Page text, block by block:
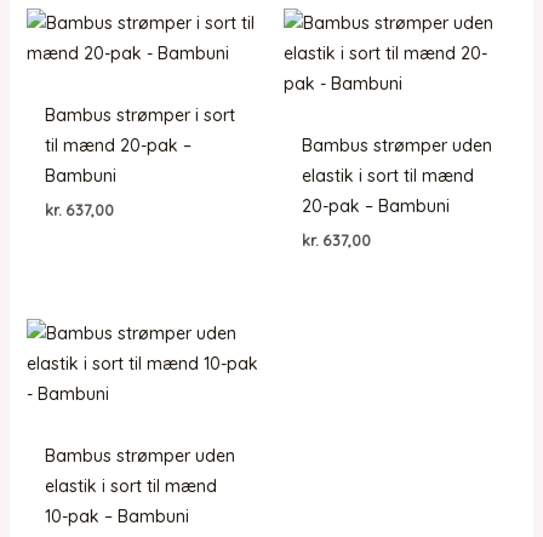
Bambus strømper i sort
til mænd 20-pak –
Bambuni
kr.637,00
Bambus strømper uden
elastik i sort til mænd
20-pak – Bambuni
kr. 637,00
Bambus strømper uden
elastik i sort til mænd
10-pak – Bambuni